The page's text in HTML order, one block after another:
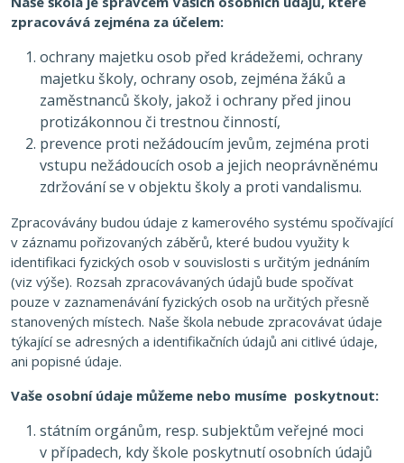
zpracovává zejména za účelem:
ochrany majetku osob před krádežemi, ochrany
majetku školy, ochrany osob, zejména žáků a
zaměstnanců školy, jakož i ochrany před jinou
protizákonnou či trestnou činností,
prevence proti nežádoucím jevům, zejména proti
vstupu nežádoucích osob a jejich neoprávněnému
zdržování se v objektu školy a proti vandalismu.
Zpracovávány budou údaje z kamerového systému spočívající
v záznamu pořizovaných záběrů, které budou využity k
identifikaci fyzických osob v souvislosti s určitým jednáním
(viz výše). Rozsah zpracovávaných údajů bude spočívat
pouze v zaznamenávání fyzických osob na určitých přesně
stanovených místech. Naše škola nebude zpracovávat údaje
týkající se adresných a identifikačních údajů ani citlivé údaje,
ani popisné údaje.
Vaše osobní údaje můžeme nebo musíme poskytnout:
státním orgánům, resp. subjektům veřejné moci
v případech, kdy škole poskytnutí osobních údajů